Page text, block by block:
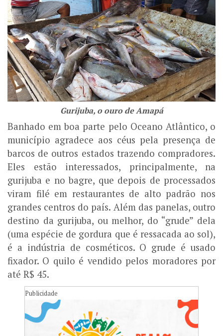
Gurijuba, o ouro de Amapá
Banhado em boa parte pelo Oceano Atlântico, o
município agradece aos céus pela presença de
barcos de outros estados trazendo compradores.
Eles estão interessados, principalmente, na
gurijuba e no bagre, que depois de processados
viram filé em restaurantes de alto padrão nos
grandes centros do país. Além das panelas, outro
destino da gurijuba, ou melhor, do “grude” dela
(uma espécie de gordura que é ressacada ao sol),
é a indústria de cosméticos. O grude é usado
fixador. O quilo é vendido pelos moradores por
até R$ 45.
Publicidade